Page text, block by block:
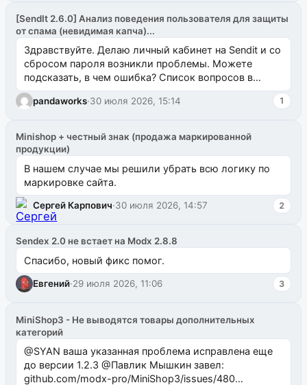
[SendIt 2.6.0] Анализ поведения пользователя для защиты
от спама (невидимая капча)...
Здравствуйте. Делаю личный кабинет на Sendit и со
сбросом пароля возникли проблемы. Можете
подсказать, в чем ошибка? Список вопросов в
одноименном разделе на modx.pro пока пуст, и,...
pandaworks·30 июля 2026, 15:14 1
Minishop + честный знак (продажа маркированной
продукции)
В нашем случае мы решили убрать всю логику по
маркировке сайта.
Сергей Карпович·30 июля 2026, 14:57 2
Sendex 2.0 не встает на Modx 2.8.8
Спасибо, новый фикс помог.
Евгений·29 июля 2026, 11:06 3
MiniShop3 - Не выводятся товары дополнительных
категорий
@SYAN ваша указанная проблема исправлена еще
до версии 1.2.3 @Павлик Мышкин завел:
github.com/modx-pro/MiniShop3/issues/480